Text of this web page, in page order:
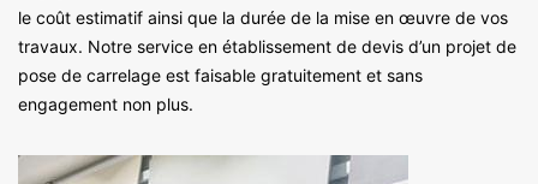
le coût estimatif ainsi que la durée de la mise en œuvre de vos
travaux. Notre service en établissement de devis d’un projet de
pose de carrelage est faisable gratuitement et sans
engagement non plus.